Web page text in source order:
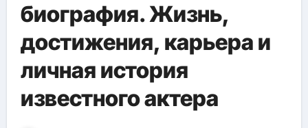
биография. Жизнь,
достижения, карьера и
личная история
известного актера